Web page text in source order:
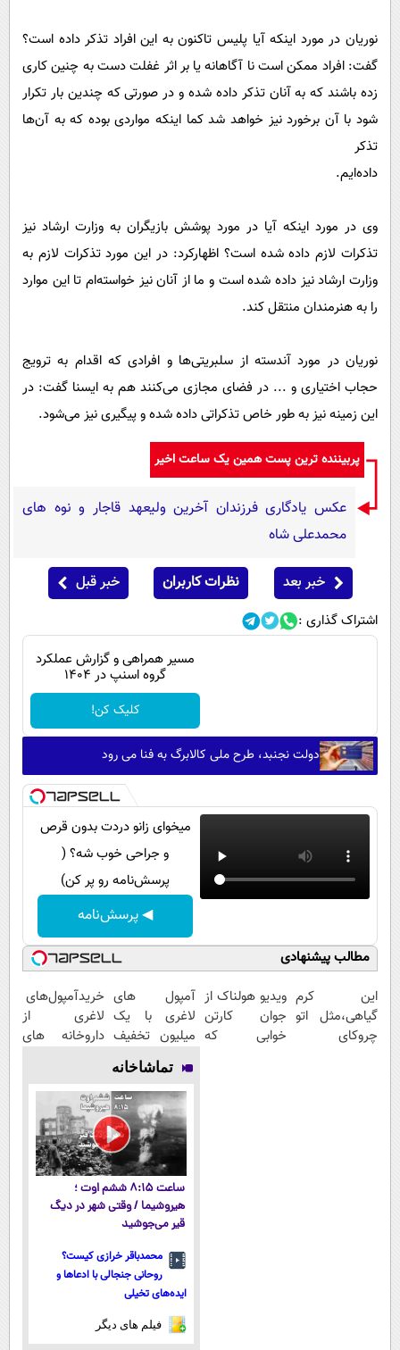
نوریان در مورد اینکه آیا پلیس تاکنون به این افراد تذکر داده است؟
گفت: افراد ممکن است نا آگاهانه یا بر اثر غفلت دست به چنین کاری
زده باشند که به آنان تذکر داده شده و در صورتی که چندین بار تکرار
شود با آن برخورد نیز خواهد شد کما اینکه مواردی بوده که به آن‌ها
تذکر
داده‌ایم.
وی در مورد اینکه آیا در مورد پوشش بازیگران به وزارت ارشاد نیز
تذکرات لازم داده شده است؟ اظهارکرد: در این مورد تذکرات لازم به
وزارت ارشاد نیز داده شده است و ما از آنان نیز خواسته‌ام تا این موارد
را به هنرمندان منتقل کند.
نوریان در مورد آندسته از سلبریتی‌ها و افرادی که اقدام به ترویج
حجاب اختیاری و ... در فضای مجازی می‌کنند هم به ایسنا گفت: در
این زمینه نیز به طور خاص تذکراتی داده شده و پیگیری نیز می‌شود.
پربیننده ترین پست همین یک ساعت اخیر
عکس یادگاری فرزندان آخرین ولیعهد قاجار و نوه های
محمدعلی شاه
خبر بعد نظرات کاربران خبر قبل
اشتراک گذاری :
مسیر همراهی و گزارش عملکرد
گروه اسنپ در ۱۴۰۴
کلیک کن!
دولت نجنبد، طرح ملی کالابرگ به فنا می رود
میخوای زانو دردت بدون قرص
و جراحی خوب شه؟ (
پرسش‌نامه رو پر کن)
◀ پرسش‌نامه
مطالب پیشنهادی
این کرم
گیاهی،مثل اتو
چروکای
ویدیو هولناک از
جوان کارتن
خوابی که
آمپول های
لاغری با یک
میلیون تخفیف
| ارسال از
داروخانه های
معتبر
خریدآمپول‌های
لاغری از
داروخانه های
پک یخ!
تماشاخانه
ساعت ۸:۱۵ ششم اوت ؛
هیروشیما / وقتی شهر در دیگ
قیر می‌جوشید
محمدباقر خرازی کیست؟
روحانی جنجالی با ادعاها و
ایده‌های تخیلی
فیلم های دیگر